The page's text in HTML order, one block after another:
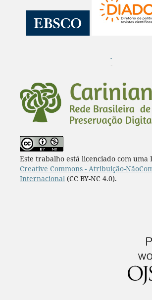
¨
Este trabalho está licenciado com uma
Creative Commons - Atribuição-
Internacional (CC BY-NC 4.0).